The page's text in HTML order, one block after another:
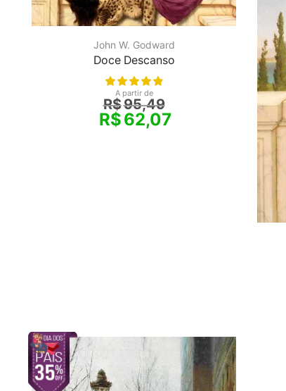
John W. Godward
Doce Descanso
A partir de
R$95,49
R$62,07